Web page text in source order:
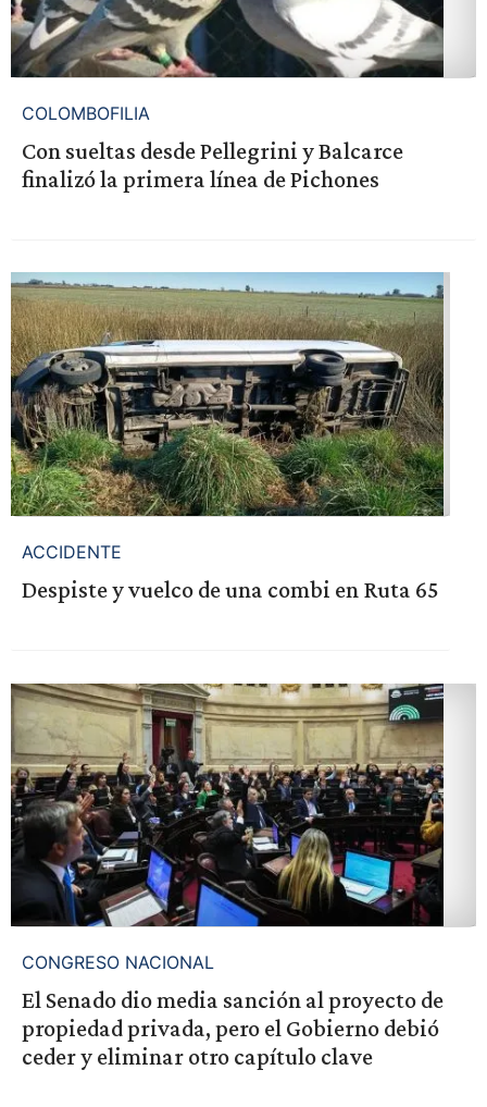
COLOMBOFILIA
Con sueltas desde Pellegrini y Balcarce
finalizó la primera línea de Pichones
ACCIDENTE
Despiste y vuelco de una combi en Ruta 65
CONGRESO NACIONAL
El Senado dio media sanción al proyecto de
propiedad privada, pero el Gobierno debió
ceder y eliminar otro capítulo clave